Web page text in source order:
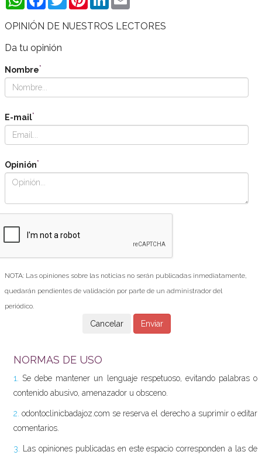
OPINIÓN DE NUESTROS LECTORES
Da tu opinión
Nombre*
E-mail*
Opinión*
NOTA: Las opiniones sobre las noticias no serán publicadas inmediatamente,
quedarán pendientes de validación por parte de un administrador del
periódico.
NORMAS DE USO
1.
Se debe mantener un lenguaje respetuoso, evitando palabras o
contenido abusivo, amenazador u obsceno.
2. odontoclinicbadajoz.com se reserva el derecho a suprimir o editar
comentarios.
3.
Las opiniones publicadas en este espacio corresponden a las de